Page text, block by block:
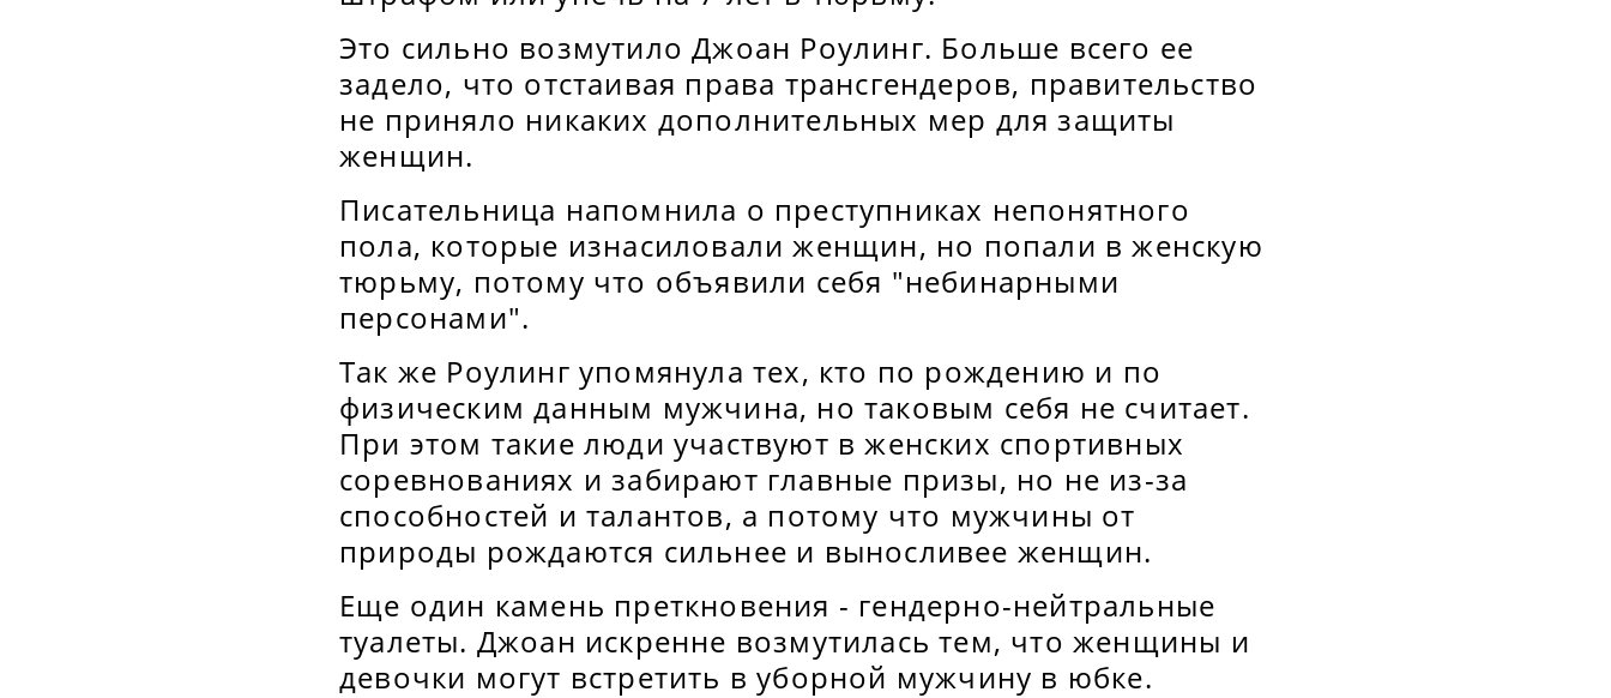
Это сильно возмутило Джоан Роулинг. Больше всего ее
задело, что отстаивая права трансгендеров, правительство
не приняло никаких дополнительных мер для защиты
женщин.
Писательница напомнила о преступниках непонятного
пола, которые изнасиловали женщин, но попали в женскую
тюрьму, потому что объявили себя "небинарными
персонами".
Так же Роулинг упомянула тех, кто по рождению и по
физическим данным мужчина, но таковым себя не считает.
При этом такие люди участвуют в женских спортивных
соревнованиях и забирают главные призы, но не из-за
способностей и талантов, а потому что мужчины от
природы рождаются сильнее и выносливее женщин.
Еще один камень преткновения - гендерно-нейтральные
туалеты. Джоан искренне возмутилась тем, что женщины и
девочки могут встретить в уборной мужчину в юбке.